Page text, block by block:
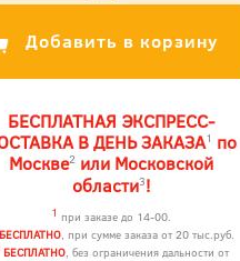
БЕСПЛАТНАЯ ЭКСПРЕСС-
В ДЕНЬ ЗАКАЗА1 по
Москве2 или Московской
области3!
1 при заказе до 14-00.
БЕСПЛАТНО, при сумме заказа от 20 тыс.руб.
БЕСПЛАТНО, без ограничения дальности от